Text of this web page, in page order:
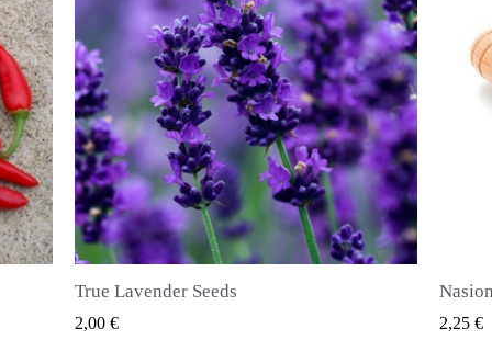
SZYBKI PODGLĄD
Nasiona ziela angielskiego (Pimenta dioica)
2,25 € 2,50 €